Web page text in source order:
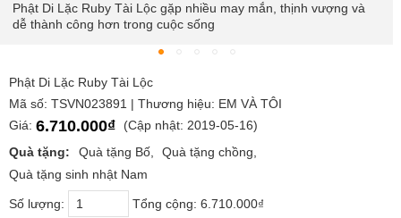
Phật Di Lặc Ruby Tài Lộc gặp nhiều may mắn, thịnh vượng và
dễ thành công hơn trong cuộc sống
Phật Di Lặc Ruby Tài Lộc
Mã số: TSVN023891 | Thương hiệu: EM VÀ TÔI
Giá: 6.710.000₫
(Cập nhật: 2019-05-16)
Quà tặng:
Quà tặng Bố
Quà tặng chồng
Quà tặng sinh nhật Nam
Số lượng: Tổng cộng: 6.710.000₫